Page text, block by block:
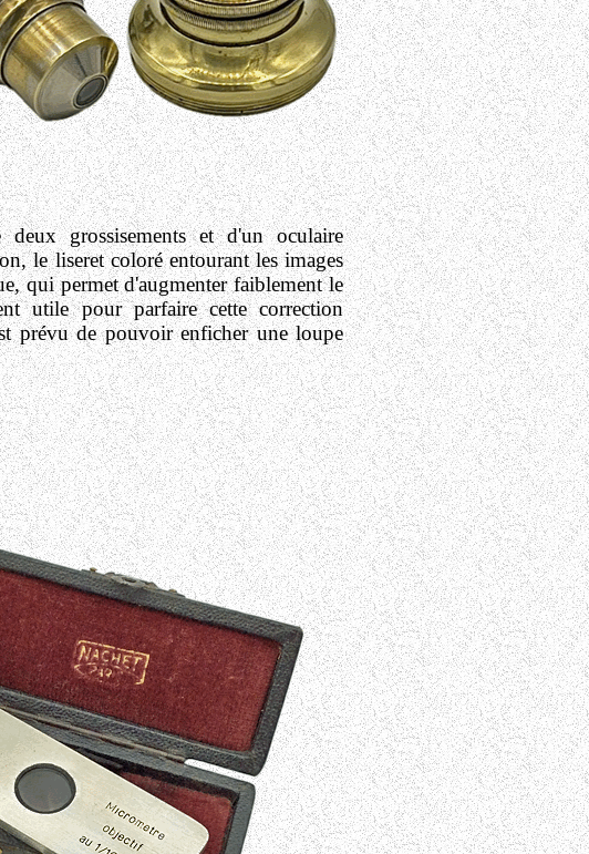
grossisementset d'un oculaire
le liseret coloré entourant les images
qui permet d'augmenter faiblement le
utile pour parfaire cette correction
prévu de pouvoir enficher une loupe